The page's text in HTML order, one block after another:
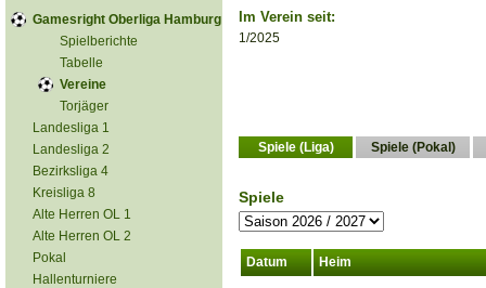
Gamesright Oberliga Hamburg
Spielberichte
Tabelle
Vereine
Torjäger
Landesliga 1
Landesliga 2
Bezirksliga 4
Kreisliga 8
Alte Herren OL 1
Alte Herren OL 2
Pokal
Hallenturniere
Im Verein seit:
1/2025
Spiele (Liga) Spiele (Pokal)
Spiele
Datum Heim